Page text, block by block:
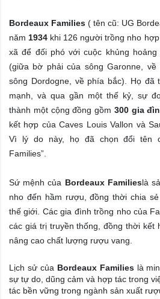
Bordeaux Families ( tên cũ: UG
năm 1934 khi 126 người trồng nho
xã để đối phó với cuộc khủng
(giữa bờ phải của sông Garonne,
sông Dordogne, về phía bắc). Họ đã
mạnh, và qua gần một thế kỷ, sự
thành một cộng đồng gồm 300 gia
kết hợp của Caves Louis Vallon và
Vì lý do này, họ đã chọn đổi tên
Families”.
Sứ mệnh của Bordeaux Familieslà
nho đến hầm rượu, đồng thời chia
thế giới. Các gia đình trồng nho của
các giá trị truyền thống, đồng thời kết
nâng cao chất lượng rượu vang.
Lịch sử của Bordeaux Familieslà
sự tự do, dũng cảm và hợp tác trong
tác bền vững trong ngành sản xuất